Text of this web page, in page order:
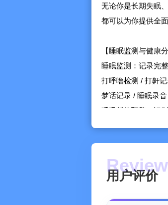
无论你是长期失眠
都可以为你提供全
【睡眠监测与健康
睡眠监测：记录完
打呼噜检测 / 打鼾
梦话记录 / 睡眠录
呼吸暂停预警：识
白噪音：雨声白噪
用户评价